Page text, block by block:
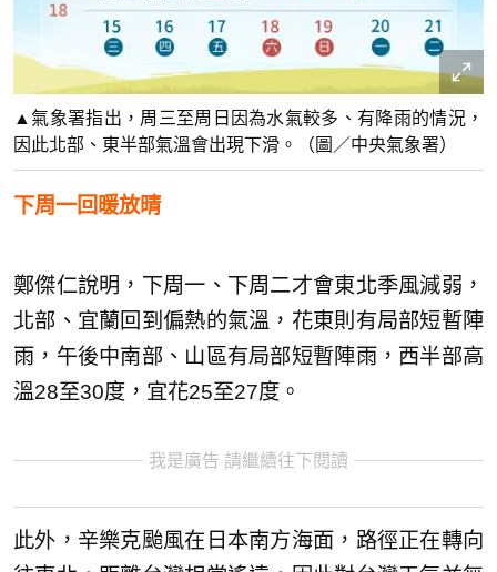
▲氣象署指出，周三至周日因為水氣較多、有降雨的情況，
因此北部、東半部氣溫會出現下滑。（圖／中央氣象署）
下周一回暖放晴
鄭傑仁說明，下周一、下周二才會東北季風減弱，
北部、宜蘭回到偏熱的氣溫，花東則有局部短暫陣
雨，午後中南部、山區有局部短暫陣雨，西半部高
溫28至30度，宜花25至27度。
我是廣告 請繼續往下閱讀
此外，辛樂克颱風在日本南方海面，路徑正在轉向